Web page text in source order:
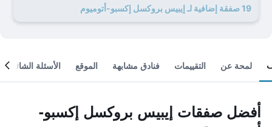
19 صفقة إضافية لـ إيبيس بروكسل إكسبو-أتوميوم
لمحة عن التقييمات فنادق مشابهة الموقع الأسئلة الشائعة
أفضل صفقات إيبيس بروكسل إكسبو-